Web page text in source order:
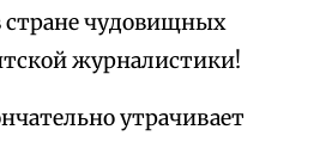
стране чудовищных
журналистики!
утрачивает